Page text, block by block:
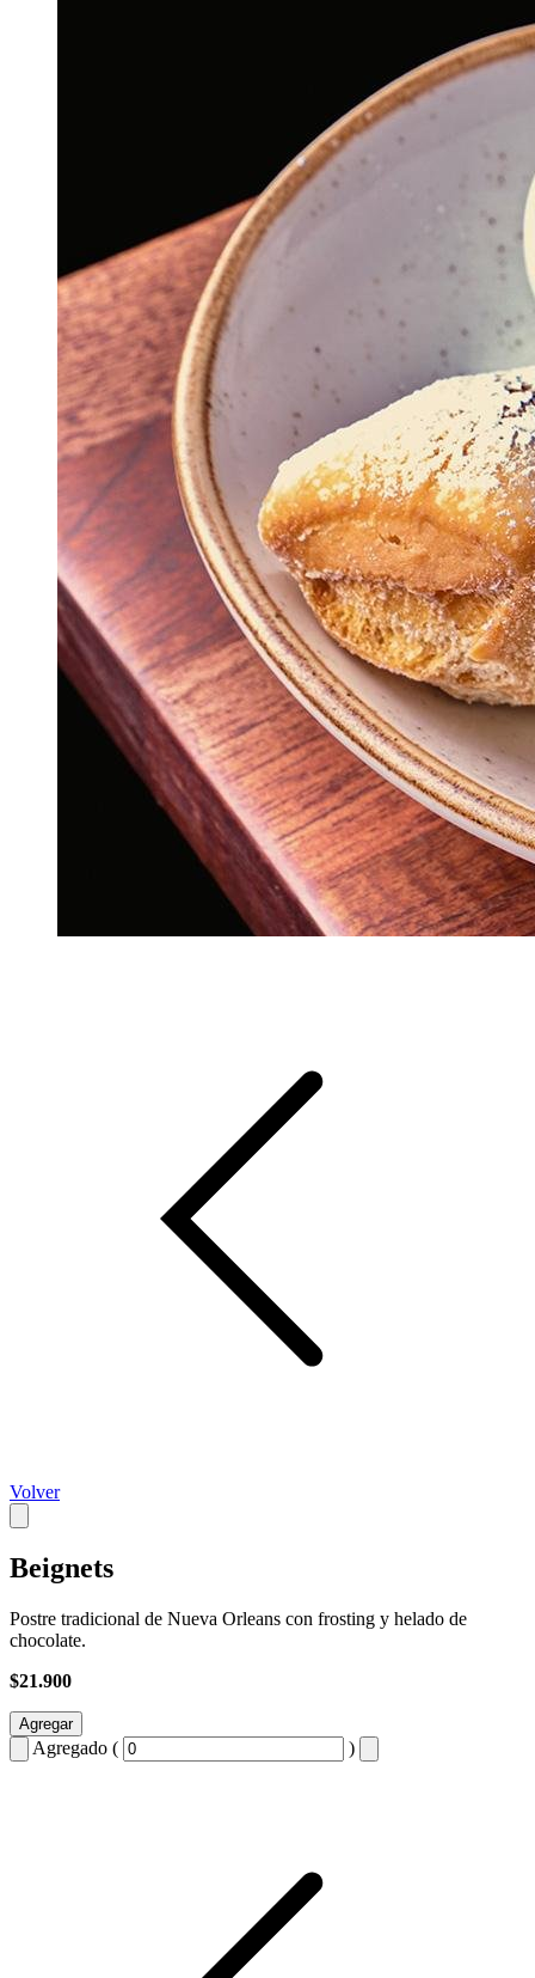
Volver
Beignets
Postre tradicional de Nueva Orleans con frosting y helado de
chocolate.
$21.900
Agregar
Agregado ( )